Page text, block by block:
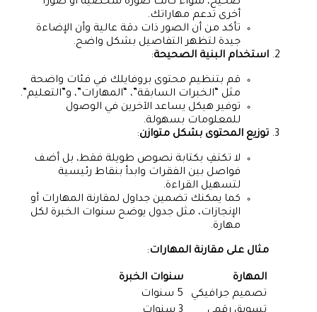
أخرى تدعم مهاراتك.
تأكد من أن الصور ذات دقة عالية وأن الإضاءة
جيدة لتظهر التفاصيل بشكل واضح.
استخدام البنية الصحيحة:
قم بتنظيم محتوى بروفايلك في فئات واضحة
مثل “الخبرات السابقة”، “المهارات”، و”التعليم”.
توفير هيكل يساعد الآخرين في الوصول
للمعلومات بسهولة.
توزيع المحتوى بشكل متوازن:
لا تكتفِ بكتابة نصوص طويلة فقط، بل أضف
فواصل بين الفقرات وابدأ بنقاط رئيسية
لتسهيل القراءة.
كما يمكنك تضمين جداول لمقارنة المهارات أو
الإنجازات، مثل جدول يوضح سنوات الخبرة لكل
مهارة.
مثال على مقارنة المهارات:
المهارة
سنوات الخبرة
تصميم جرافيكي
5 سنوات